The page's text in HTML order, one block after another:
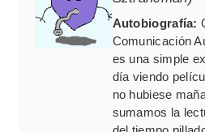
Autobiografía:
Comunicación
es una simple
día viendo
no hubiese
sumamos la